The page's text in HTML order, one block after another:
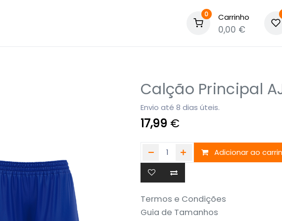
0 Carrinho
0,00 €
Calção Principal
Envio até 8 dias úteis.
17,99 €
Adicionar ao
Termos e Condições
Guia de Tamanhos